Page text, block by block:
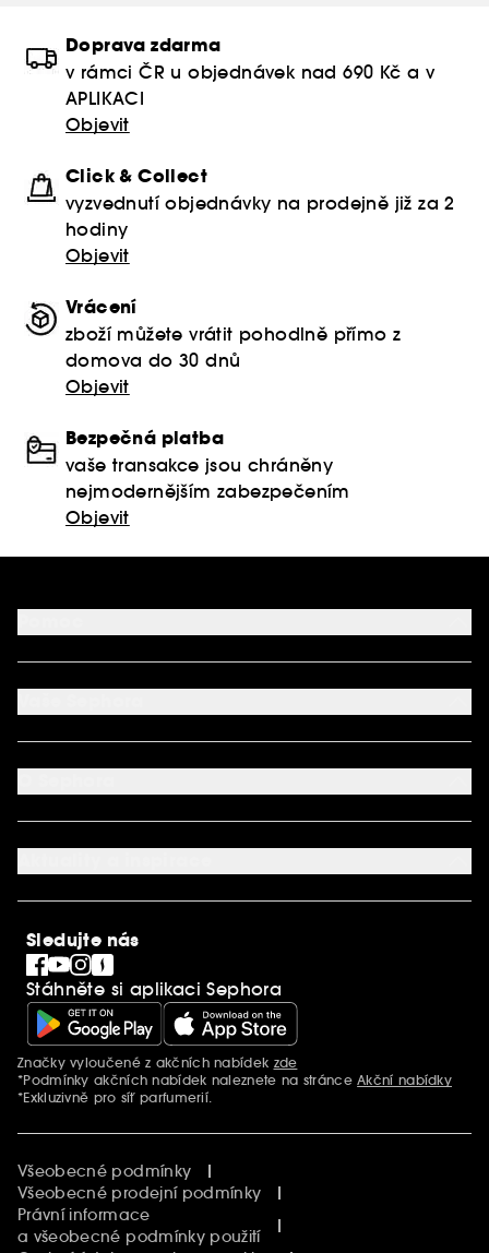
Doprava zdarma
v rámci ČR u objednávek nad 690 Kč a v
APLIKACI
Objevit
Click & Collect
vyzvednutí objednávky na prodejně již za 2
hodiny
Objevit
Vrácení
zboží můžete vrátit pohodlně přímo z
domova do 30 dnů
Objevit
Bezpečná platba
vaše transakce jsou chráněny
nejmodernějším zabezpečením
Objevit
FAQ
Podmínky Nabídek
Kontaktujte nás
Mapa stránky
Můj účet
Aplikace SEPHORA
Nastavení souborů cookie
O společnosti Sephora
Kariéra
SEPHORiA
Blog Sephora
Singles´ Day
Black Friday
Cyber Monday
Vánoce
Sledujte nás
Stáhněte si aplikaci Sephora
Další informace
Značky vyloučené z akčních nabídek zde
*Podmínky akčních nabídek naleznete na stránceAkční nabídky
*Exkluzivně pro síť parfumerií.
Všeobecné podmínky
Všeobecné prodejní podmínky
Právní informace
a všeobecné podmínky použití